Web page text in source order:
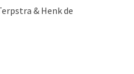
& Henk de